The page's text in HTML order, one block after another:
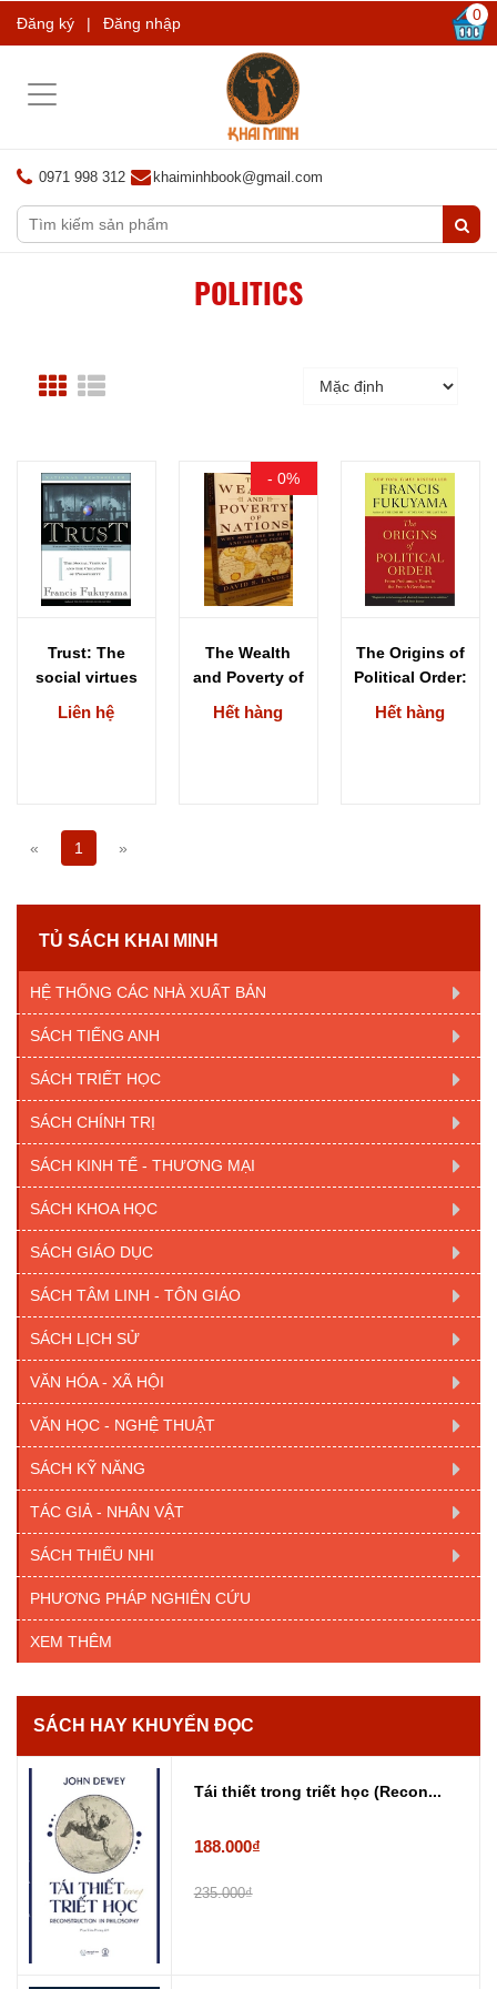
Đăng ký | Đăng nhập 0
Toggle
0971 998 312 khaiminhbook@gmail.com
POLITICS
Trust: The
social virtues
and the
creation of...
Liên hệ
- 0%
The Wealth
and Poverty of
Nations: Why
Some...
Hết hàng
The Origins of
Political Order:
From
Prehuman
Hết hàng
« 1 »
TỦ SÁCH KHAI MINH
HỆ THỐNG CÁC NHÀ XUẤT BẢN
SÁCH TIẾNG ANH
SÁCH TRIẾT HỌC
SÁCH CHÍNH TRỊ
SÁCH KINH TẾ - THƯƠNG MẠI
SÁCH KHOA HỌC
SÁCH GIÁO DỤC
SÁCH TÂM LINH - TÔN GIÁO
SÁCH LỊCH SỬ
VĂN HÓA - XÃ HỘI
VĂN HỌC - NGHỆ THUẬT
SÁCH KỸ NĂNG
TÁC GIẢ - NHÂN VẬT
SÁCH THIẾU NHI
PHƯƠNG PHÁP NGHIÊN CỨU
XEM THÊM
SÁCH HAY KHUYẾN ĐỌC
Tái thiết trong triết học (Recon...
188.000₫
235.000₫